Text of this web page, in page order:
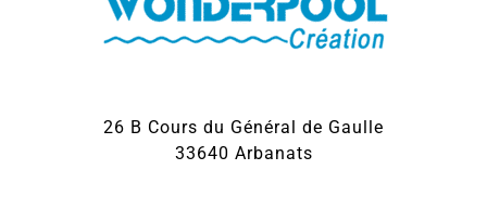
26 B Cours du Général de Gaulle
33640 Arbanats